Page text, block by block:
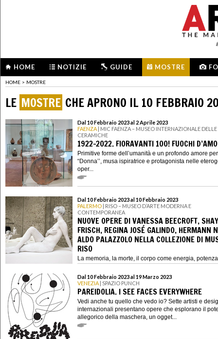
HOME NOTIZIE GUIDE MOSTRE
HOME > MOSTRE
LE MOSTRE CHE APRONO IL 10 FEBBRAIO
Dal 10 Febbraio 2023 al 2 Aprile 2023
FAENZA | MIC FAENZA – MUSEO INTERNAZIONALE DELLE
CERAMICHE
1922-2022. FIORAVANTI 100! FUOCHI
Primitive forme dell’umanità e un profondo amore
“Donna’’, musa ispiratrice e protagonista nelle
oper...
Dal 10 Febbraio 2023 al 10 Febbraio 2023
PALERMO | RISO – MUSEO D’ARTE MODERNA E
CONTEMPORANEA
NUOVE OPERE DI VANESSA BEECROFT, SHAY
FRISCH, REGINA JOSÉ GALINDO, HERMANN
ALDO PALAZZOLO NELLA COLLEZIONE DI
RISO
La memoria, la morte, il corpo come energia,
portatore di storie e materia viva: sono i temi fondanti
progetto “Percorsi di ...
Dal 10 Febbraio 2023 al 19 Marzo 2023
VENEZIA | SPAZIO PUNCH
PAREIDOLIA. I SEE FACES EVERYWHERE
Vedi anche tu quello che vedo io? Sette artisti e
internazionali presentano opere che esplorano il
allegorico della maschera, un ogget...